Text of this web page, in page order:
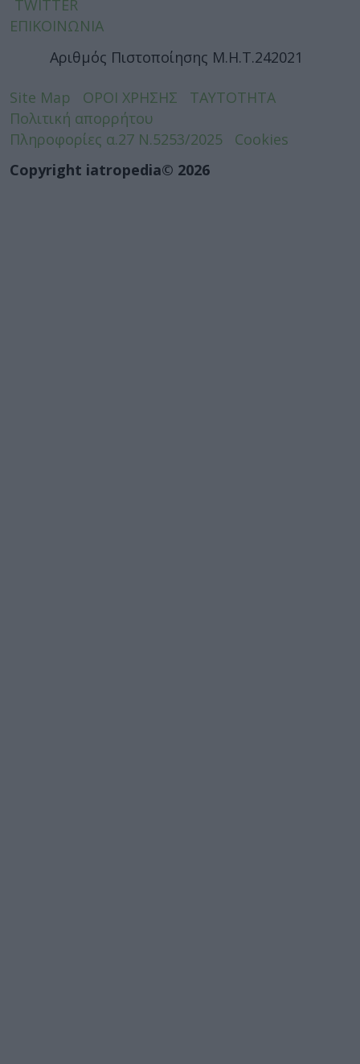
TWITTER
ΕΠΙΚΟΙΝΩΝΙΑ
Αριθμός Πιστοποίησης Μ.Η.Τ.242021
Site Map ΟΡΟΙ ΧΡΗΣΗΣ
ΤΑΥΤΟΤΗΤΑ
Πολιτική απορρήτου
Πληροφορίες α.27 Ν.5253/2025
Cookies
Copyright iatropedia© 2026